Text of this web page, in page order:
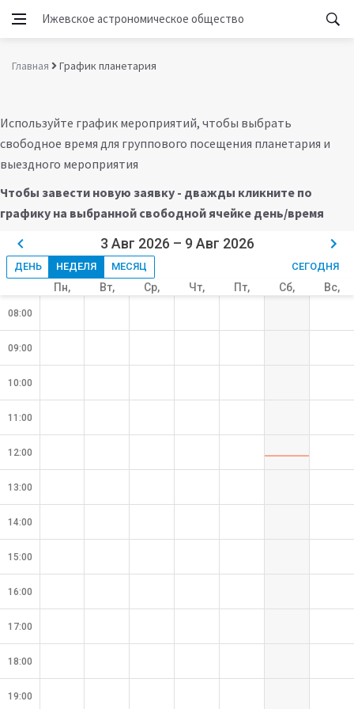
Ижевское астрономическое общество
Главная График планетария
Используйте график мероприятий, чтобы выбрать
свободное время для группового посещения планетария и
выездного мероприятия
Чтобы завести новую заявку - дважды кликните по
графику на выбранной свободной ячейке день/время
3 Aвг 2026 – 9 Aвг 2026
ДЕНЬ НЕДЕЛЯ МЕСЯЦ СЕГОДНЯ
Пн,
Вт,
Ср,
Чт,
Пт,
Сб,
Вс,
08:00
09:00
10:00
11:00
12:00
13:00
14:00
15:00
16:00
17:00
18:00
19:00